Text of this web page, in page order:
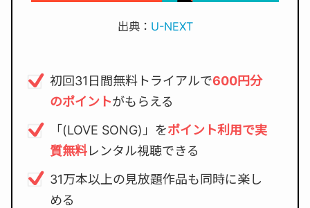
出典： U-NEXT
初回31日間無料トライアルで600円分
のポイントがもらえる
「(LOVE SONG)」をポイント利用で実
質無料レンタル視聴できる
31万本以上の見放題作品も同時に楽し
める